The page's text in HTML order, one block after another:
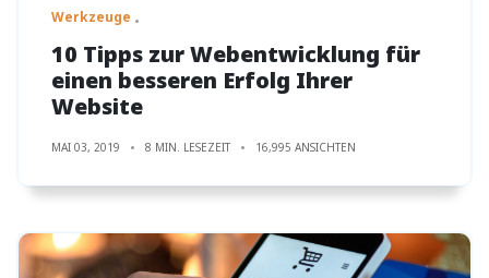
Werkzeuge
10 Tipps zur Webentwicklung für
einen besseren Erfolg Ihrer
Website
MAI 03, 2019 8 MIN. LESEZEIT 16,995 ANSICHTEN